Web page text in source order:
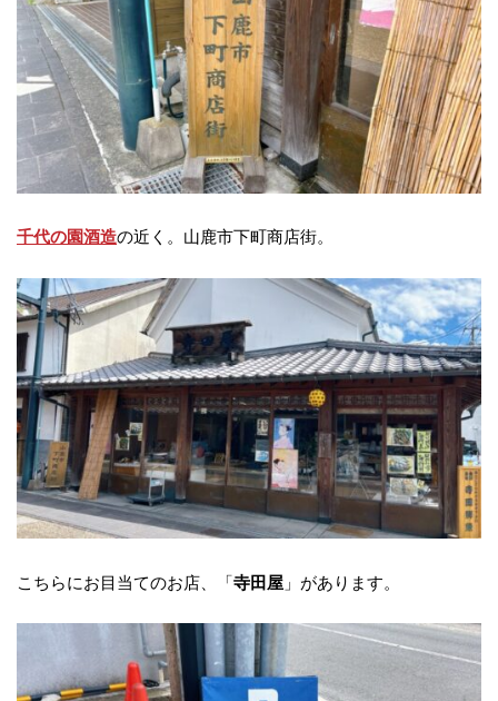
千代の園酒造の近く。山鹿市下町商店街。
こちらにお目当てのお店、「寺田屋 」があります。